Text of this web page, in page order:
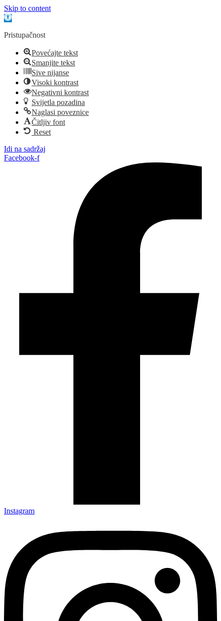
Skip to content
Open toolbar
Pristupačnost
Povećajte tekst
Smanjite tekst
Sive nijanse
Visoki kontrast
Negativni kontrast
Svijetla pozadina
Naglasi poveznice
Čitljiv font
Reset
Idi na sadržaj
Facebook-f
Instagram